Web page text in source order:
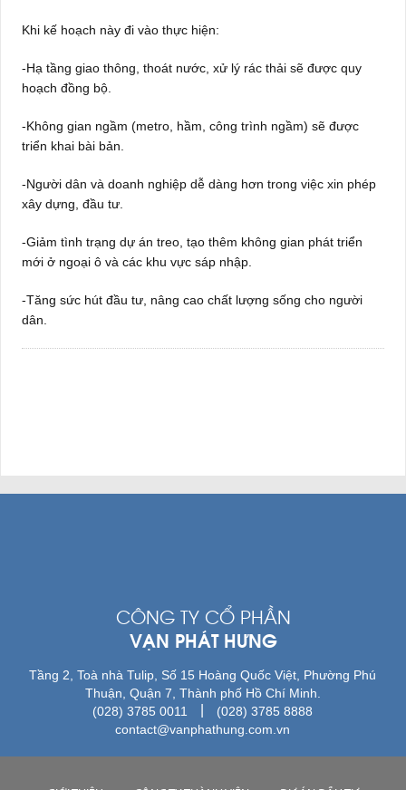
Khi kế hoạch này đi vào thực hiện:
-Hạ tầng giao thông, thoát nước, xử lý rác thải sẽ được quy
hoạch đồng bộ.
-Không gian ngầm (metro, hầm, công trình ngầm) sẽ được
triển khai bài bản.
-Người dân và doanh nghiệp dễ dàng hơn trong việc xin phép
xây dựng, đầu tư.
-Giảm tình trạng dự án treo, tạo thêm không gian phát triển
mới ở ngoại ô và các khu vực sáp nhập.
-Tăng sức hút đầu tư, nâng cao chất lượng sống cho người
dân.
CÔNG TY CỔ PHẦN
VẠN PHÁT HƯNG
Tầng 2, Toà nhà Tulip, Số 15 Hoàng Quốc Việt, Phường Phú
Thuận, Quận 7, Thành phố Hồ Chí Minh.
(028) 3785 0011
(028) 3785 8888
contact@vanphathung.com.vn